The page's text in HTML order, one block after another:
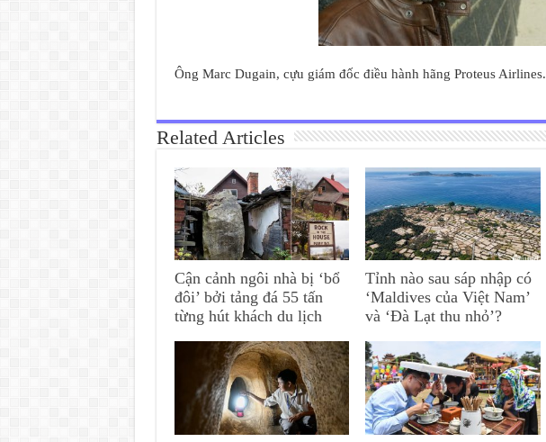
Ông Marc Dugain, cựu giám đốc điều hành hãng Proteus Airlines.
Related Articles
Cận cảnh ngôi nhà bị ‘bổ
đôi’ bởi tảng đá 55 tấn
từng hút khách du lịch
Tỉnh nào sau sáp nhập có
‘Maldives của Việt Nam’
và ‘Đà Lạt thu nhỏ’?